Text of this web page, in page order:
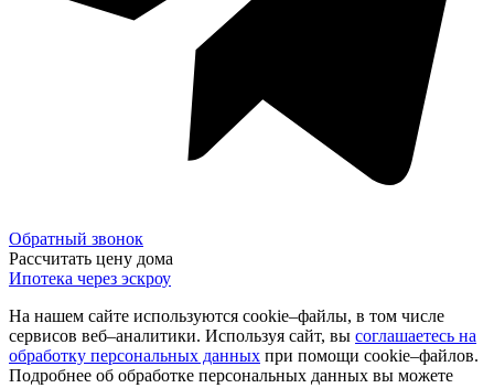
Обратный звонок
Рассчитать цену дома
Ипотека через эскроу
На нашем сайте используются cookie–файлы, в том числе
сервисов веб–аналитики. Используя сайт, вы соглашаетесь на
обработку персональных данных при помощи cookie–файлов.
Подробнее об обработке персональных данных вы можете